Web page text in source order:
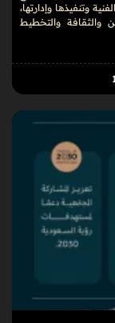
وتنفيذها وإدارتها،
والثقافة والتخطيط